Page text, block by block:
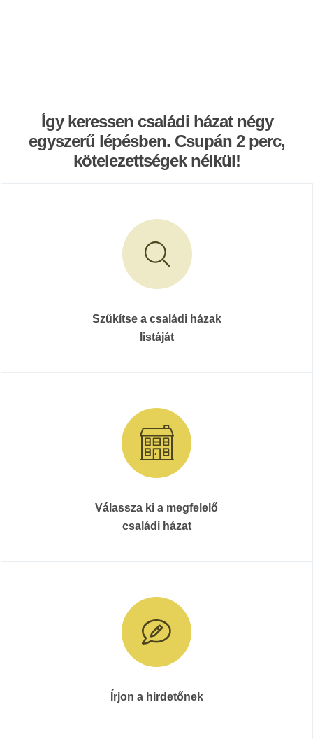
Így keressen családi házat négy
egyszerű lépésben. Csupán 2 perc,
kötelezettségek nélkül!
Szűkítse a családi házak
listáját
Válassza ki a megfelelő
családi házat
Írjon a hirdetőnek